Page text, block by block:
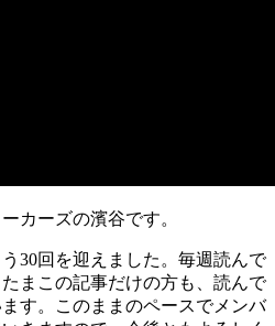
カーズの濱谷です。
30回を迎えました。毎週読んで
まこの記事だけの方も、読んで
す。このままのペースでメンバ